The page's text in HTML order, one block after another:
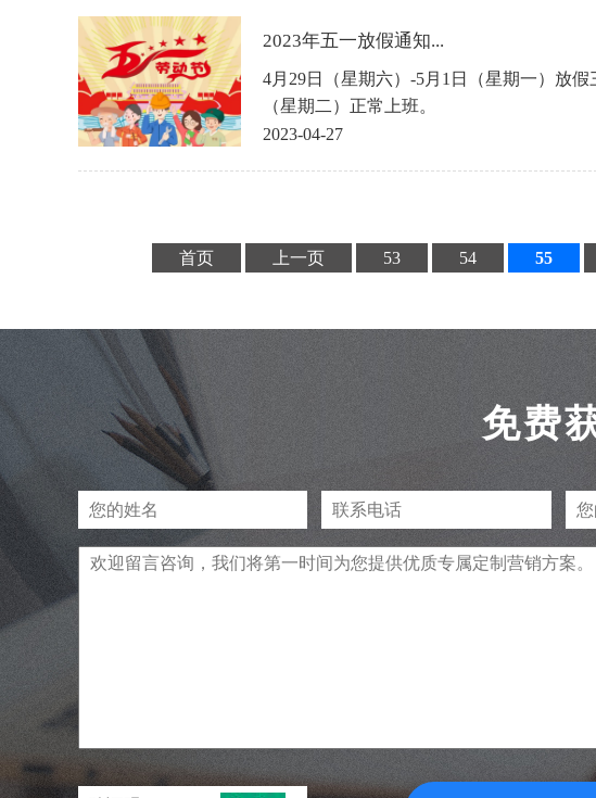
2023年五一放假通知...
4月29日（星期六）-5月1日（星期一）放假
（星期二）正常上班。
2023-04-27
首页 上一页 53 54 55
免费